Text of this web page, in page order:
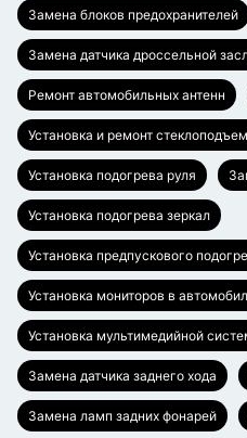
Замена блоков предохранителей
Замена датчика дроссельной
Ремонт автомобильных антенн
Установка и ремонт
Установка подогрева руля
Установка подогрева зеркал
Установка предпускового
Установка мониторов в
Установка мультимедийной
Замена датчика заднего хода
Замена ламп задних фонарей